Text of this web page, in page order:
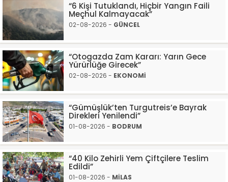
“6 Kişi Tutuklandı, Hiçbir Yangın Faili
Meçhul Kalmayacak”
02-08-2026 - GÜNCEL
“Otogazda Zam Kararı: Yarın Gece
Yürürlüğe Girecek”
02-08-2026 - EKONOMİ
“Gümüşlük’ten Turgutreis’e Bayrak
Direkleri Yenilendi”
01-08-2026 - BODRUM
“40 Kilo Zehirli Yem Çiftçilere Teslim
Edildi”
01-08-2026 - MİLAS